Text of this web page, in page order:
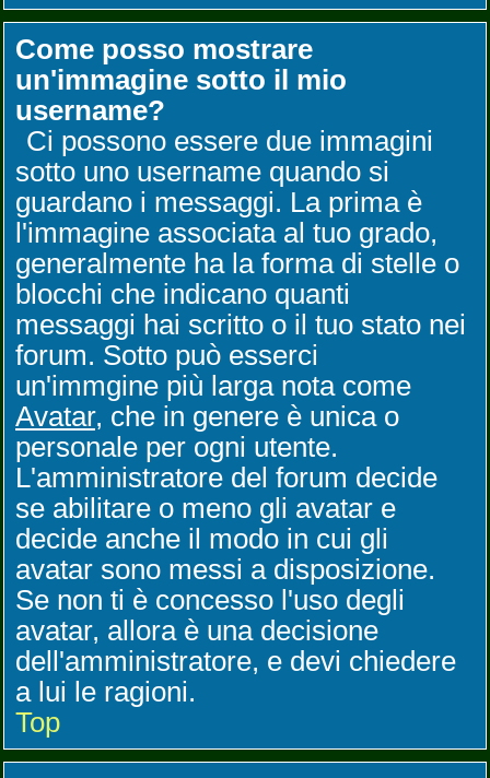
Come posso mostrare
un'immagine sotto il mio
username?
Ci possono essere due immagini
sotto uno username quando si
guardano i messaggi. La prima è
l'immagine associata al tuo grado,
generalmente ha la forma di stelle o
blocchi che indicano quanti
messaggi hai scritto o il tuo stato nei
forum. Sotto può esserci
un'immgine più larga nota come
Avatar, che in genere è unica o
personale per ogni utente.
L'amministratore del forum decide
se abilitare o meno gli avatar e
decide anche il modo in cui gli
avatar sono messi a disposizione.
Se non ti è concesso l'uso degli
avatar, allora è una decisione
dell'amministratore, e devi chiedere
a lui le ragioni.
Top